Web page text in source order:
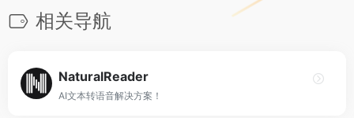
相关导航
NaturalReader
AI文本转语音解决方案！